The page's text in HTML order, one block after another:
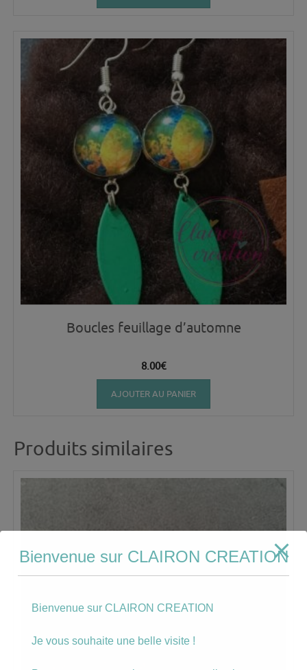
Boucles feuillage d’automne
8.00€
AJOUTER AU PANIER
Produits similaires
Bienvenue sur CLAIRON CREATION
Bienvenue sur CLAIRON CREATION
Je vous souhaite une belle visite !